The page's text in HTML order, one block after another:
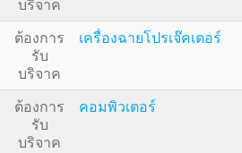
บริจาค
ต้องการ
รับ
บริจาค
เครื่องฉายโปรเจ๊คเตอร์
ต้องการ
รับ
บริจาค
คอมพิวเตอร์